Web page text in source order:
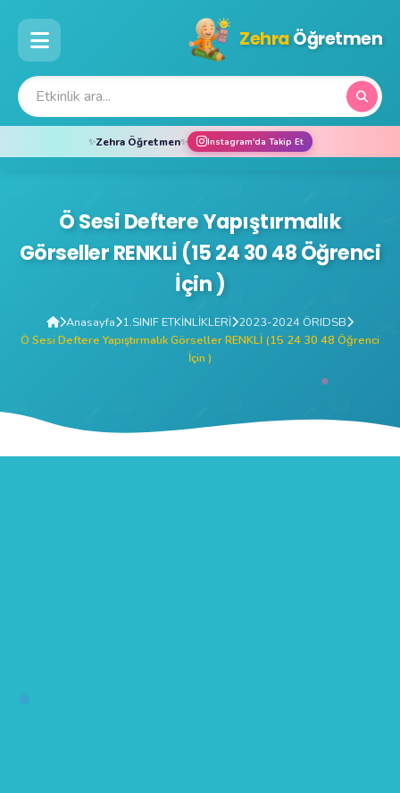
ZehraÖğretmen
✨Zehra Öğretmen✨ Instagram'da Takip Et
Ö Sesi Deftere Yapıştırmalık
Görseller RENKLİ (15 24 30 48 Öğrenci
İçin )
Anasayfa 1.SINIF ETKİNLİKLERİ 2023-2024 ÖRIDSB
Ö Sesi Deftere Yapıştırmalık Görseller RENKLİ (15 24 30 48 Öğrenci
İçin )